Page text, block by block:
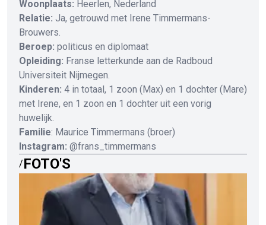
Woonplaats: Heerlen, Nederland
Relatie: Ja, getrouwd met Irene Timmermans-
Brouwers.
Beroep: politicus en diplomaat
Opleiding: Franse letterkunde aan de Radboud
Universiteit Nijmegen.
Kinderen: 4 in totaal, 1 zoon (Max) en 1 dochter (Mare)
met Irene, en 1 zoon en 1 dochter uit een vorig
huwelijk.
Familie: Maurice Timmermans (broer)
Instagram: @frans_timmermans
/FOTO'S